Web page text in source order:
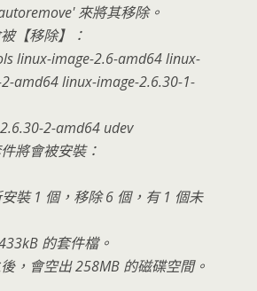
來將其移除。
【移除】：
linux-image-2.6-amd64 linux-
amd64 linux-image-2.6.30-1-
2-amd64 udev
將會被安裝：
裝 1 個，移除 6 個，有 1 個未
的套件檔。
，會空出 258MB 的磁碟空間。